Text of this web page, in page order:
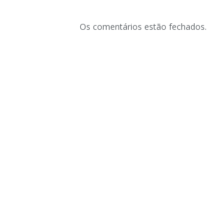
Os comentários estão fechados.